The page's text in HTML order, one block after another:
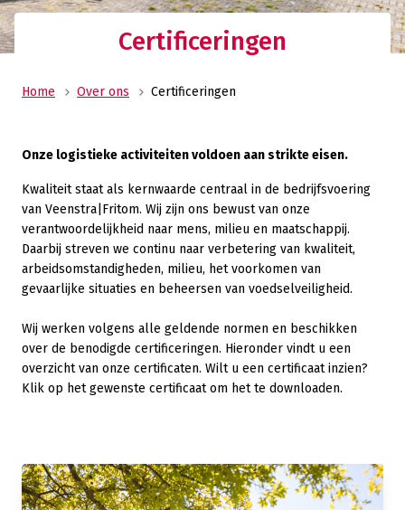
Certificeringen
Home Over ons Certificeringen
Onze logistieke activiteiten voldoen aan strikte eisen.
Kwaliteit staat als kernwaarde centraal in de bedrijfsvoering
van Veenstra|Fritom. Wij zijn ons bewust van onze
verantwoordelijkheid naar mens, milieu en maatschappij.
Daarbij streven we continu naar verbetering van kwaliteit,
arbeidsomstandigheden, milieu, het voorkomen van
gevaarlijke situaties en beheersen van voedselveiligheid.
Wij werken volgens alle geldende normen en beschikken
over de benodigde certificeringen. Hieronder vindt u een
overzicht van onze certificaten. Wilt u een certificaat inzien?
Klik op het gewenste certificaat om het te downloaden.